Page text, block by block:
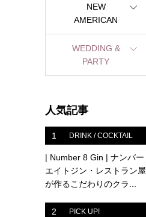
NEW
AMERICAN
WEDDING &
PARTY
人気記事
1 DRINK / COCKTAIL
| Number 8 Gin | ナンバー
エイトジン・レストラン屋
が作るこだわりのクラ...
2 PICK UP!